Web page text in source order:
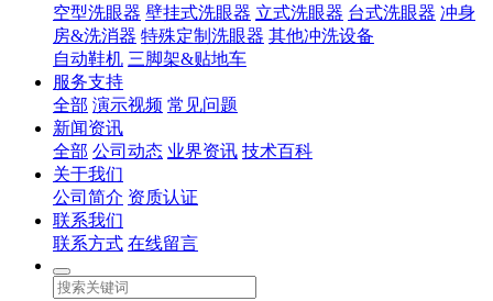
空型洗眼器 壁挂式洗眼器 立式洗眼器 台式洗眼器 冲身
房&洗消器 特殊定制洗眼器 其他冲洗设备
自动鞋机 三脚架&贴地车
服务支持
全部 演示视频 常见问题
新闻资讯
全部 公司动态 业界资讯 技术百科
关于我们
公司简介 资质认证
联系我们
联系方式 在线留言